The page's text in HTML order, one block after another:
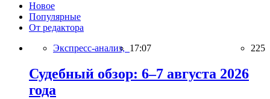
Новое
Популярные
От редактора
Экспресс-анализ, 17:07 225
Судебный обзор: 6–7 августа 2026
года